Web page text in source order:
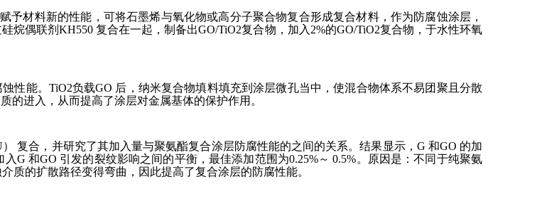
材料新的性能，可将石墨烯与氧化物或高分子聚合物复合形成复合材料，作为防腐蚀涂层，
烷偶联剂KH550 复合在一起，制备出GO/TiO2复合物，加入2%的GO/TiO2复合物，于水性环氧
性能。TiO2负载GO 后，纳米复合物填料填充到涂层微孔当中，使混合物体系不易团聚且分散
的进入，从而提高了涂层对金属基体的保护作用。
复合，并研究了其加入量与聚氨酯复合涂层防腐性能的之间的关系。结果显示，G 和GO 的加
G 和GO 引发的裂纹影响之间的平衡，最佳添加范围为0.25%～ 0.5%。原因是：不同于纯聚氨
质的扩散路径变得弯曲，因此提高了复合涂层的防腐性能。